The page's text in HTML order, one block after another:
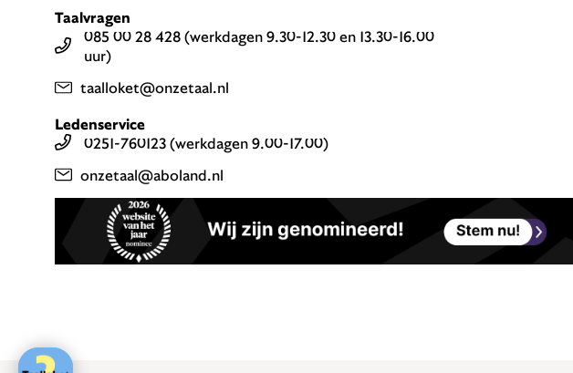
Taalvragen
085 00 28 428 (werkdagen 9.30-12.30 en 13.30-16.00
uur)
taalloket@onzetaal.nl
Ledenservice
0251-760123 (werkdagen 9.00-17.00)
onzetaal@aboland.nl